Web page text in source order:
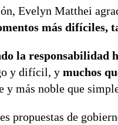
Evelyn Matthei
más difíciles,
la responsabilidad
y difícil, y muchos
y más noble que
propuestas de